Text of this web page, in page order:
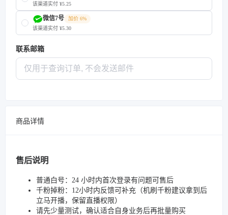
该渠道实付 ¥5.25
微信7号
加价 6%
该渠道实付 ¥5.30
联系邮箱
商品详情
售后说明
普通白号：24 小时内首次登录有问题可售后
千粉掉粉：12小时内反馈可补充（机刷千粉建议拿到后
立马开播，保留直播权限）
请先少量测试，确认适合自身业务后再批量购买